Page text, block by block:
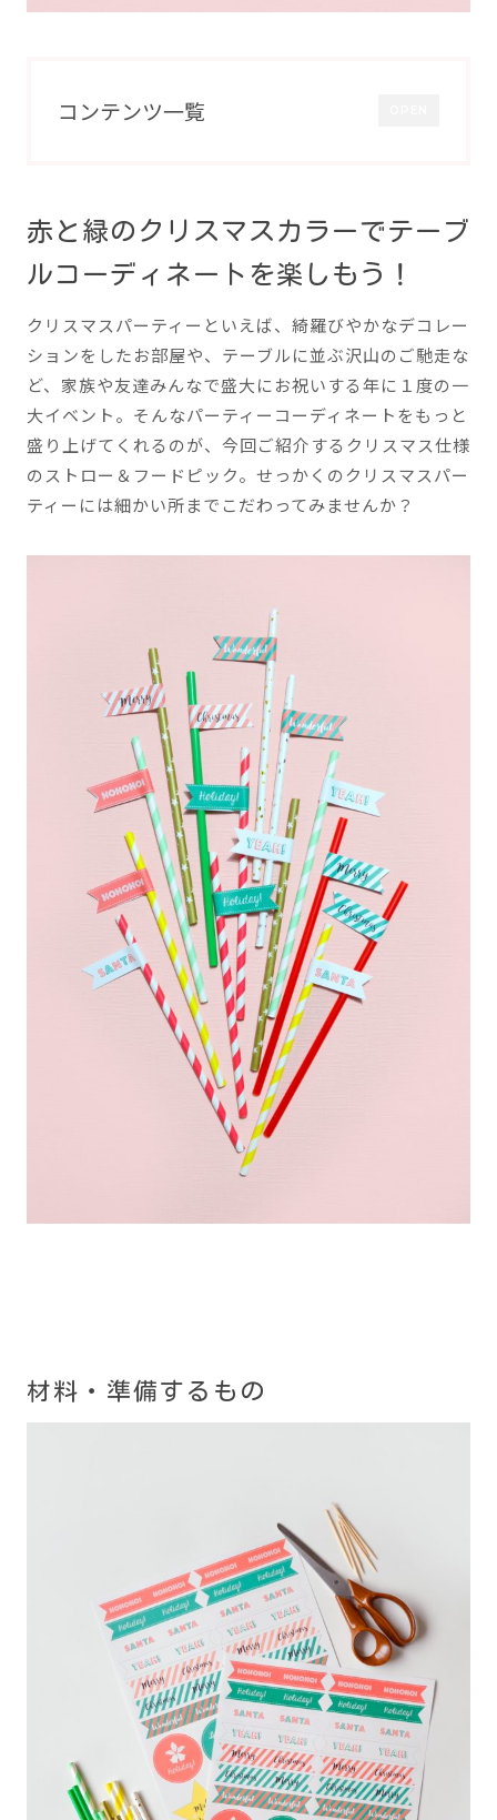
コンテンツ一覧
赤と緑のクリスマスカラーでテーブ
ルコーディネートを楽しもう！
クリスマスパーティーといえば、綺羅びやかなデコレー
ションをしたお部屋や、テーブルに並ぶ沢山のご馳走な
ど、家族や友達みんなで盛大にお祝いする年に１度の一
大イベント。そんなパーティーコーディネートをもっと
盛り上げてくれるのが、今回ご紹介するクリスマス仕様
のストロー＆フードピック。せっかくのクリスマスパー
ティーには細かい所までこだわってみませんか？
材料・準備するもの